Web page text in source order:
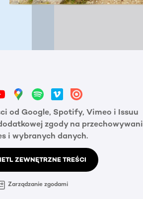
od Google, Spotify, Vimeo i Issuu
zgody na
i wybranych danych.
ZEWNĘTRZNE TREŚCI
Zarządzanie zgodami